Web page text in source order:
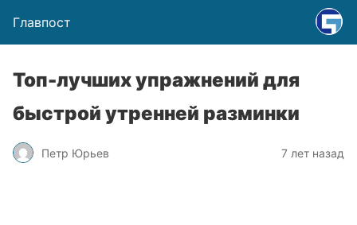
Главпост
Топ-лучших упражнений для
быстрой утренней разминки
Петр Юрьев 7 лет назад